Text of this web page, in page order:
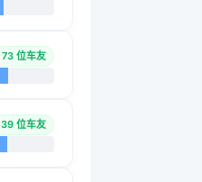
73 位车友
39 位车友